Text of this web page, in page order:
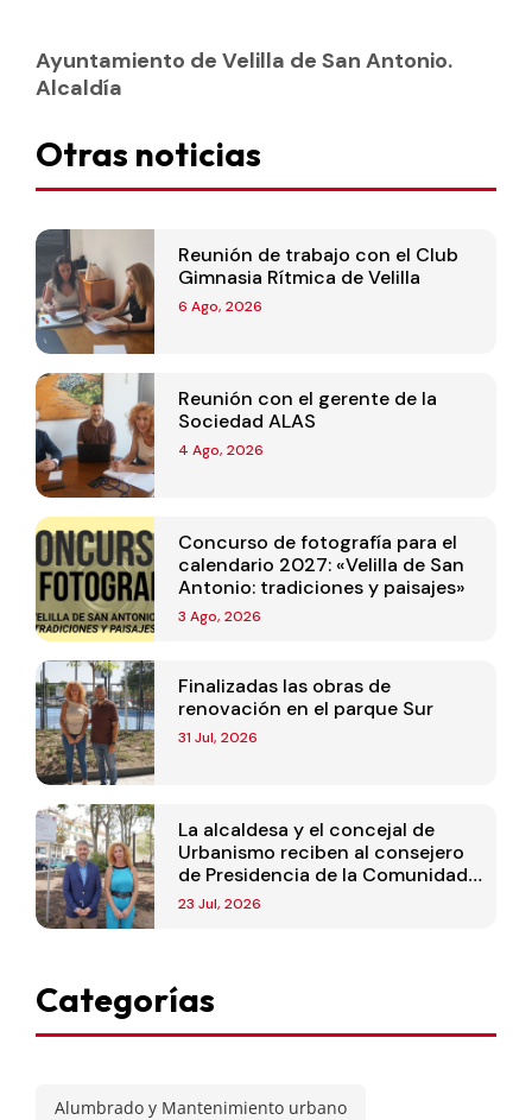
Ayuntamiento de Velilla de San Antonio.
Alcaldía
Otras noticias
Reunión de trabajo con el Club
Gimnasia Rítmica de Velilla
6 Ago, 2026
Reunión con el gerente de la
Sociedad ALAS
4 Ago, 2026
Concurso de fotografía para el
calendario 2027: «Velilla de San
Antonio: tradiciones y paisajes»
3 Ago, 2026
Finalizadas las obras de
renovación en el parque Sur
31 Jul, 2026
La alcaldesa y el concejal de
Urbanismo reciben al consejero
de Presidencia de la Comunidad
de Madrid
23 Jul, 2026
Categorías
Alumbrado y Mantenimiento urbano